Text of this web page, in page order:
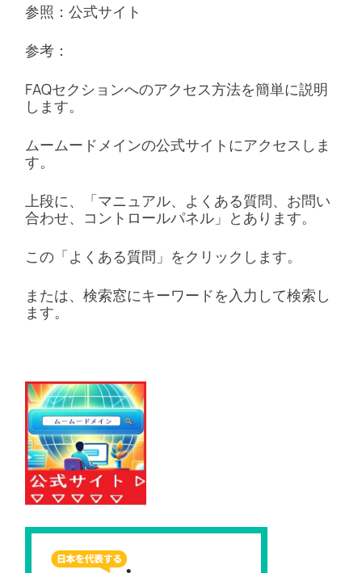
参照：公式サイト
参考：
FAQセクションへのアクセス方法を簡単に説明
します。
ムームードメインの公式サイトにアクセスしま
す。
上段に、「マニュアル、よくある質問、お問い
合わせ、コントロールパネル」とあります。
この「よくある質問」をクリックします。
または、検索窓にキーワードを入力して検索し
ます。